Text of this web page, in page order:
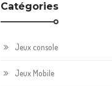
Catégories
Jeux console
Jeux Mobile